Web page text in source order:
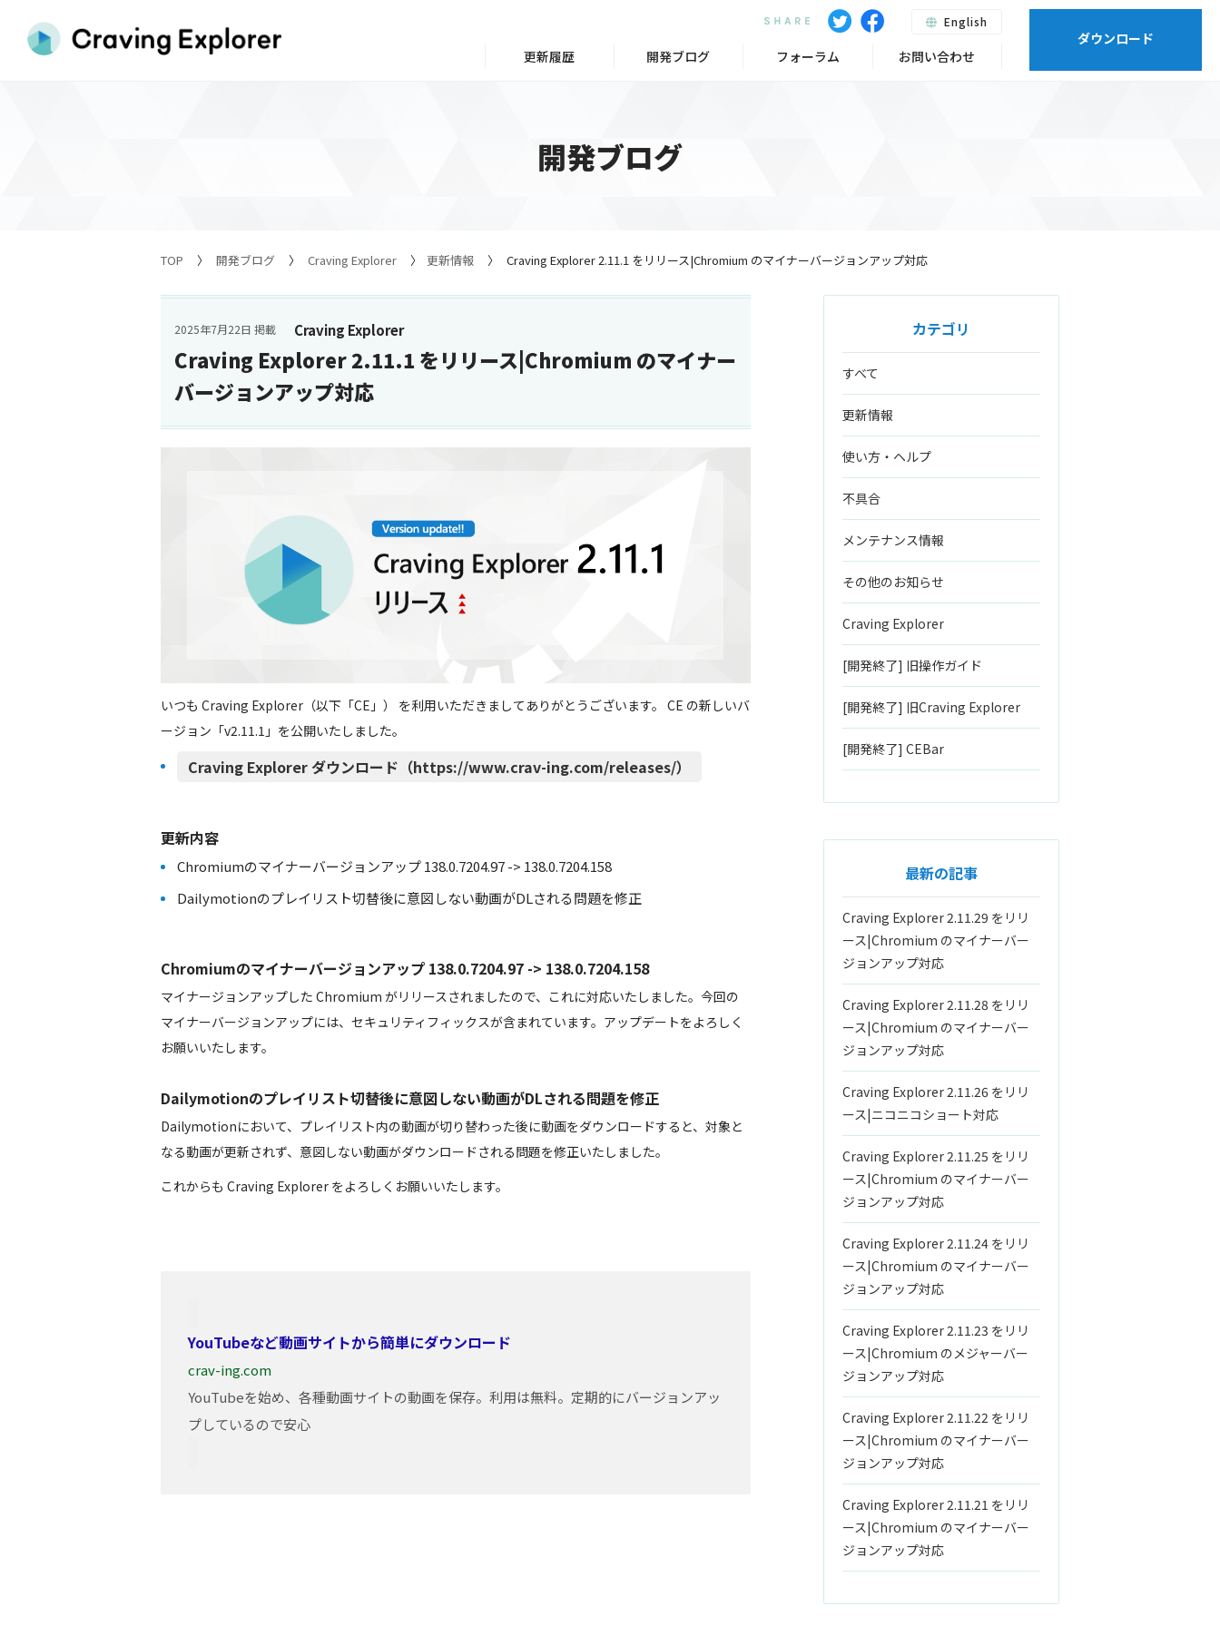
開発ブログ
TOP 開発ブログ Craving Explorer 更新情報 Craving Explorer 2.11.1 をリリース|Chromium のマイナーバージョンアップ対応
Craving Explorer
2025年7月22日 掲載
Craving Explorer 2.11.1 をリリース|Chromium のマイナー
バージョンアップ対応
いつも Craving Explorer（以下「CE」） を利用いただきましてありがとうございます。 CE の新しいバ
ージョン「v2.11.1」を公開いたしました。
Craving Explorer ダウンロード（https://www.crav-ing.com/releases/）
更新内容
Chromiumのマイナーバージョンアップ 138.0.7204.97 -> 138.0.7204.158
Dailymotionのプレイリスト切替後に意図しない動画がDLされる問題を修正
Chromiumのマイナーバージョンアップ 138.0.7204.97 -> 138.0.7204.158
マイナージョンアップした Chromium がリリースされましたので、これに対応いたしました。今回の
マイナーバージョンアップには、セキュリティフィックスが含まれています。アップデートをよろしく
お願いいたします。
Dailymotionのプレイリスト切替後に意図しない動画がDLされる問題を修正
Dailymotionにおいて、プレイリスト内の動画が切り替わった後に動画をダウンロードすると、対象と
なる動画が更新されず、意図しない動画がダウンロードされる問題を修正いたしました。
これからも Craving Explorer をよろしくお願いいたします。
YouTubeなど動画サイトから簡単にダウンロード
crav-ing.com
YouTubeを始め、各種動画サイトの動画を保存。利用は無料。定期的にバージョンアッ
プしているので安心
カテゴリ
すべて
更新情報
使い方・ヘルプ
不具合
メンテナンス情報
その他のお知らせ
Craving Explorer
[開発終了] 旧操作ガイド
[開発終了] 旧Craving Explorer
[開発終了] CEBar
最新の記事
Craving Explorer 2.11.29 をリリ
ース|Chromium のマイナーバー
ジョンアップ対応
Craving Explorer 2.11.28 をリリ
ース|Chromium のマイナーバー
ジョンアップ対応
Craving Explorer 2.11.26 をリリ
ース|ニコニコショート対応
Craving Explorer 2.11.25 をリリ
ース|Chromium のマイナーバー
ジョンアップ対応
Craving Explorer 2.11.24 をリリ
ース|Chromium のマイナーバー
ジョンアップ対応
Craving Explorer 2.11.23 をリリ
ース|Chromium のメジャーバー
ジョンアップ対応
Craving Explorer 2.11.22 をリリ
ース|Chromium のマイナーバー
ジョンアップ対応
Craving Explorer 2.11.21 をリリ
ース|Chromium のマイナーバー
ジョンアップ対応
ダウンロード
English
更新履歴 開発ブログ フォーラム お問い合わせ